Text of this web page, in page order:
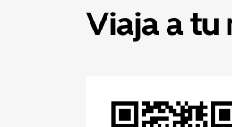
Viaja a tu